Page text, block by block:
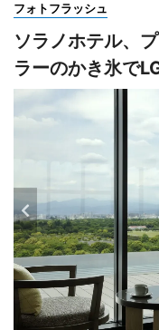
フォトフラッシュ
ソラノホテル、
ラーのかき氷で